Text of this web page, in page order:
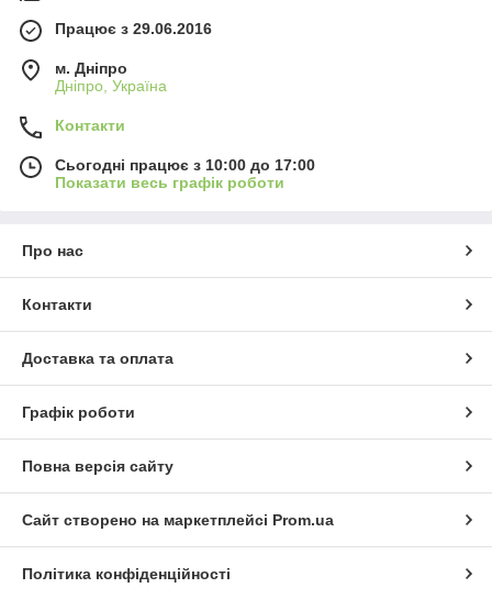
Працює з 29.06.2016
м. Дніпро
Дніпро, Україна
Контакти
Сьогодні працює з 10:00 до 17:00
Показати весь графік роботи
Про нас
Контакти
Доставка та оплата
Графік роботи
Повна версія сайту
Сайт створено на маркетплейсі Prom.ua
Політика конфіденційності